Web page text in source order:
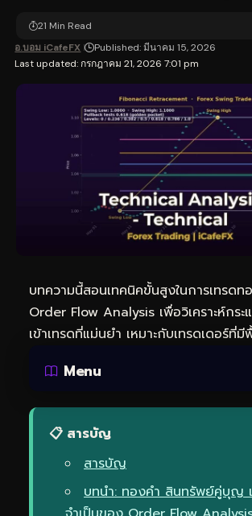
Last updated: กรกฎาคม 21, 2026 7:01 pm
อ.บอม iCafeFX Published: มีนาคม 15, 2026
21 Min Read
บทความนี้สอนเทคนิคขั้นสูงในการเทรดท
Order Flow Analysis เพื่อวิเคราะห์กระ
เข้าเทรดที่แม่นยำ เหมาะกับเทรดเดอร์ที่
Menu
📋 สารบัญ
สารบัญ
บทนำ: ทองคำ สินทรัพย์คู่บุญ